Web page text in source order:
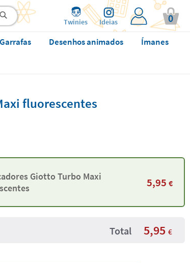
Twinies Ideias 0
Garrafas Desenhos animados
Ímanes
fluorescentes
Giotto Turbo Maxi
5,95 €
Total 5,95 €